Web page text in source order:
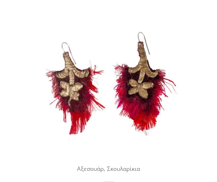
Αξεσουάρ, Σκουλαρίκια